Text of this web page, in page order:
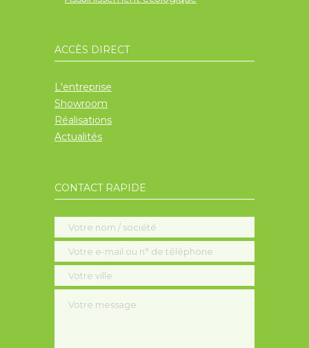
ACCÈS DIRECT
L'entreprise
Showroom
Réalisations
Actualités
CONTACT RAPIDE